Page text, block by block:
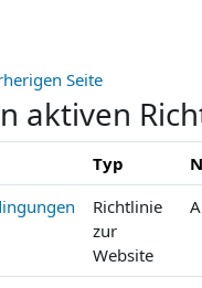
Seite
aktiven
Typ
Richtlinie
zur
Website